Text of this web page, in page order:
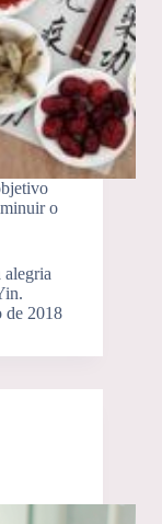
o
alegria
de 2018